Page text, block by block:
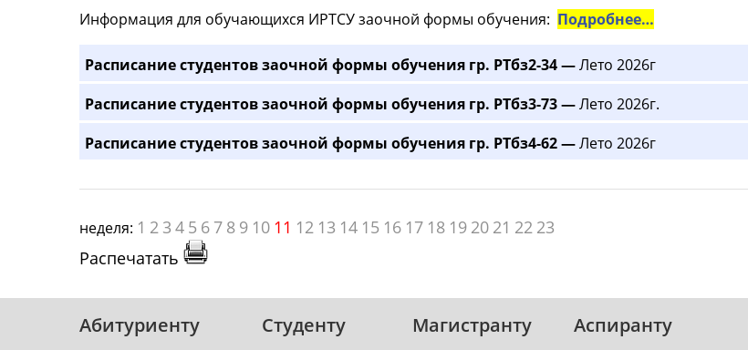
Информация для обучающихся ИРТСУ заочной формы обучения: Подробнее…
Расписание студентов заочной формы обучения гр. РТбз2-34 —Лето 2026г
Расписание студентов заочной формы обучения гр. РТбз3-73 —Лето 2026г.
Расписание студентов заочной формы обучения гр. РТбз4-62 —Лето 2026г
неделя: 1 2 3 4 5 6 7 8 9 10 11 12 13 14 15 16 17 18 19 20 21 22 23
Распечатать
Абитуриенту Студенту Магистранту Аспиранту